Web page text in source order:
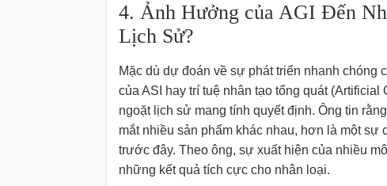
4. Ảnh Hưởng của AGI Đến
Lịch Sử?
Mặc dù dự đoán về sự phát triển nhanh chóng
của ASI hay trí tuệ nhân tạo tổng quát
ngoặt lịch sử mang tính quyết định. Ông tin
mắt nhiều sản phẩm khác nhau, hơn là một
trước đây. Theo ông, sự xuất hiện của nhiều
những kết quả tích cực cho nhân loại.